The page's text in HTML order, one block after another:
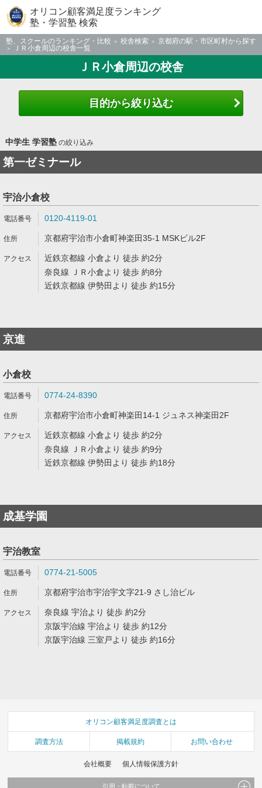
オリコン顧客満足度ランキング
塾・学習塾 検索
塾、スクールのランキング・比較 校舎検索
京都府の駅・市区町村から探す
ＪＲ小倉周辺の校舎一覧
ＪＲ小倉周辺の校舎
目的から絞り込む
中学生 学習塾の絞り込み
第一ゼミナール
宇治小倉校
0120-4119-01
京都府宇治市小倉町神楽田35-1 MSKビル2F
近鉄京都線 小倉より 徒歩 約2分
奈良線 ＪＲ小倉より 徒歩 約8分
近鉄京都線 伊勢田より 徒歩 約15分
京進
小倉校
0774-24-8390
京都府宇治市小倉町神楽田14-1 ジュネス神楽田2F
近鉄京都線 小倉より 徒歩 約2分
奈良線 ＪＲ小倉より 徒歩 約9分
近鉄京都線 伊勢田より 徒歩 約18分
成基学園
宇治教室
0774-21-5005
京都府宇治市宇治宇文字21-9 さし治ビル
奈良線 宇治より 徒歩 約2分
京阪宇治線 宇治より 徒歩 約12分
京阪宇治線 三室戸より 徒歩 約16分
オリコン顧客満足度調査とは
調査方法 掲載規約 お問い合わせ
会社概要 個人情報保護方針
引用・転載について